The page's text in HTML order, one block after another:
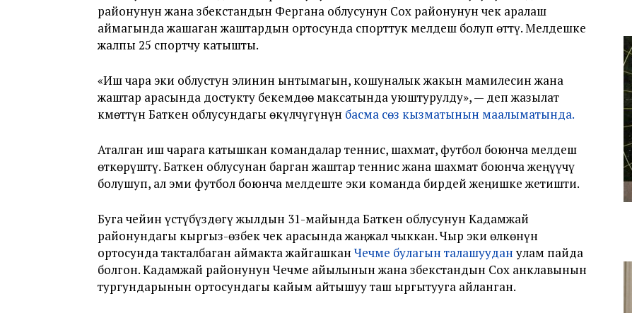
районунун жана Өзбекстандын Фергана облусунун Сох районунун чек аралаш
аймагында жашаган жаштардын ортосунда спорттук мелдеш болуп өттү. Мелдешке
жалпы 25 спортчу катышты.
«Иш чара эки облустун элинин ынтымагын, кошуналык жакын мамилесин жана
жаштар арасында достукту бекемдөө максатында уюштурулду», — деп жазылат
Өкмөттүн Баткен облусундагы өкүлчүгүнүн басма сөз кызматынын маалыматында.
Аталган иш чарага катышкан командалар теннис, шахмат, футбол боюнча мелдеш
өткөрүштү. Баткен облусунан барган жаштар теннис жана шахмат боюнча жеңүүчү
болушуп, ал эми футбол боюнча мелдеште эки команда бирдей жеңишке жетишти.
Буга чейин үстүбүздөгү жылдын 31-майында Баткен облусунун Кадамжай
районундагы кыргыз-өзбек чек арасында жаңжал чыккан. Чыр эки өлкөнүн
ортосунда такталбаган аймакта жайгашканЧечме булагын талашууданулам пайда
болгон. Кадамжай районунун Чечме айылынын жана Өзбекстандын Сох анклавынын
тургундарынын ортосундагы кайым айтышуу таш ыргытууга айланган.